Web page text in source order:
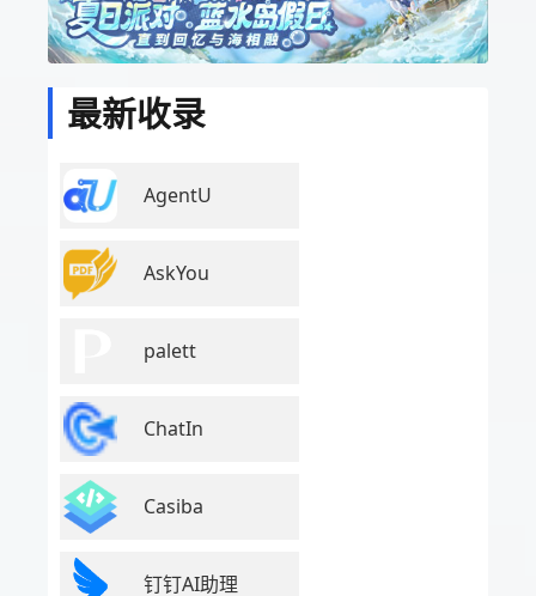
最新收录
AgentU
AskYou
palett
ChatIn
Casiba
钉钉AI助理